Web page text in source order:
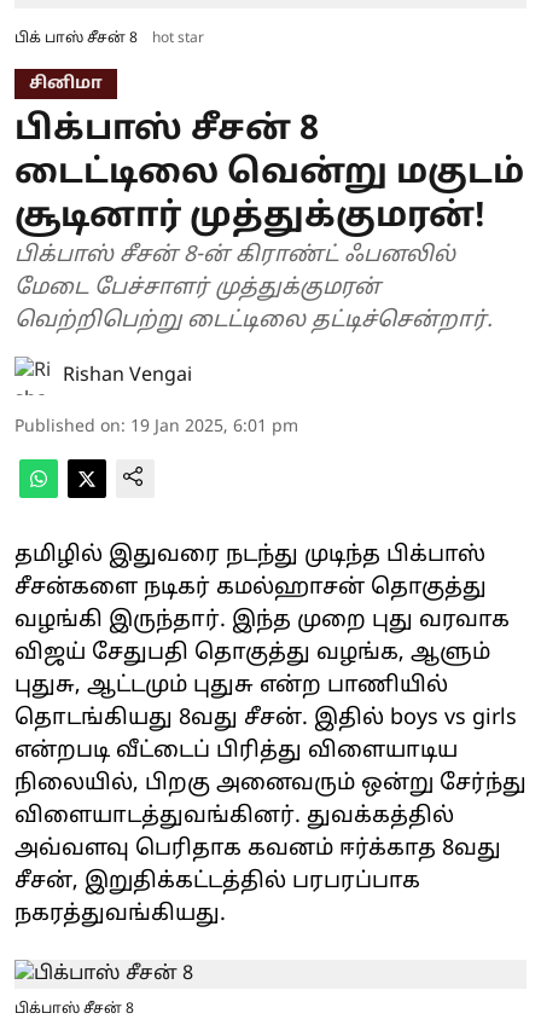
பிக் பாஸ் சீசன் 8 hot star
சினிமா
பிக்பாஸ் சீசன் 8
டைட்டிலை வென்று மகுடம்
சூடினார் முத்துக்குமரன்!
பிக்பாஸ் சீசன் 8-ன் கிராண்ட் ஃபனலில்
மேடை பேச்சாளர் முத்துக்குமரன்
வெற்றிபெற்று டைட்டிலை தட்டிச்சென்றார்.
Rishan Vengai
Published on: 19 Jan 2025, 6:01 pm
தமிழில் இதுவரை நடந்து முடிந்த பிக்பாஸ்
சீசன்களை நடிகர் கமல்ஹாசன் தொகுத்து
வழங்கி இருந்தார். இந்த முறை புது வரவாக
விஜய் சேதுபதி தொகுத்து வழங்க, ஆளும்
புதுசு, ஆட்டமும் புதுசு என்ற பாணியில்
தொடங்கியது 8வது சீசன். இதில் boys vs girls
என்றபடி வீட்டைப் பிரித்து விளையாடிய
நிலையில், பிறகு அனைவரும் ஒன்று சேர்ந்து
விளையாடத்துவங்கினர். துவக்கத்தில்
அவ்வளவு பெரிதாக கவனம் ஈர்க்காத 8வது
சீசன், இறுதிக்கட்டத்தில் பரபரப்பாக
நகரத்துவங்கியது.
பிக்பாஸ் சீசன் 8